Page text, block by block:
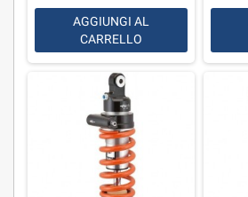
AGGIUNGI AL
CARRELLO